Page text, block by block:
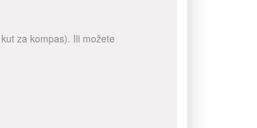
za kompas). Ili možete